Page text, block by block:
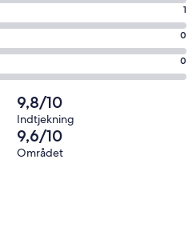
1
0
0
9,8/10
Indtjekning
9,6/10
Området